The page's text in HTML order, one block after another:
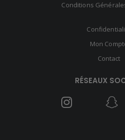
Conditions
Mon
Contact
RÉSEAUX